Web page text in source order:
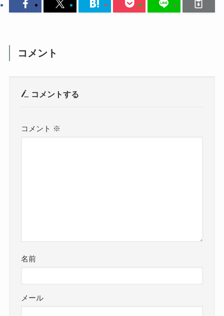
コメント
コメントする
コメント ※
名前
メール